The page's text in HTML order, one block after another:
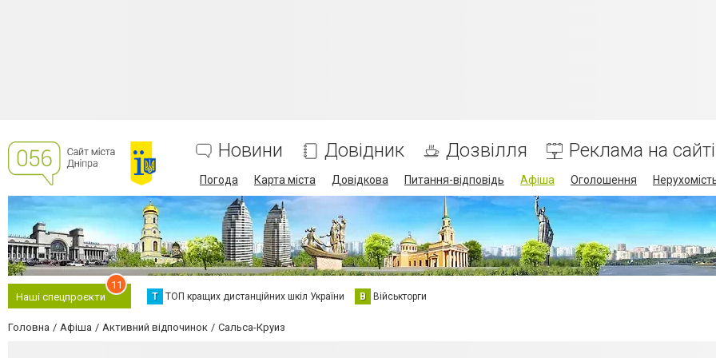
Новини Довідник Дозвілля Реклама на сайті
Погода Карта міста Довідкова Питання-відповідь Афіша Оголошення
Наші спецпроєкти
11
Т ТОП кращих дистанційних шкіл України В Військторги
Головна Афіша Активний відпочинок Сальса-Круиз